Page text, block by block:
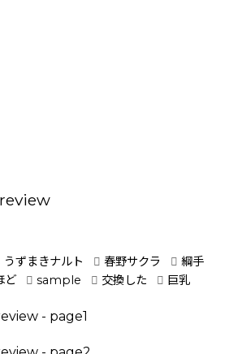
うずまきナルト 春野サクラ
綱手
ど sample 交換した 巨乳